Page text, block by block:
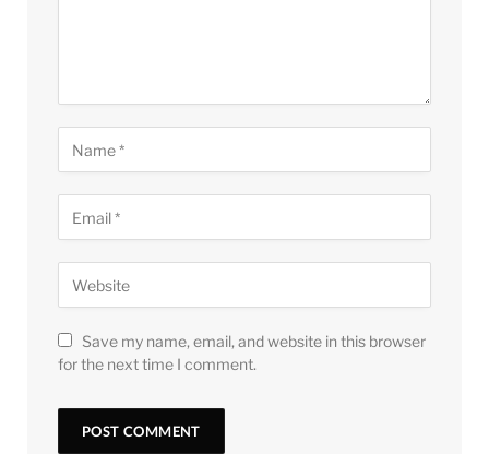
Save my name, email, and website in this browser
for the next time I comment.